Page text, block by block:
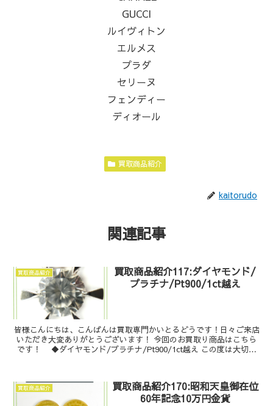
GUCCI
ルイヴィトン
エルメス
プラダ
セリーヌ
フェンディー
ディオール
買取商品紹介
kaitorudo
関連記事
買取商品紹介
買取商品紹介117:ダイヤモンド/
プラチナ/Pt900/1ct越え
皆様こんにちは、こんばんは買取専門かいとるどうです！日々ご来店
いただき大変ありがとうございます！ 今回のお買取り商品はこちら
です！ ◆ダイヤモンド/プラチナ/Pt900/1ct越え この度は大切な
買取商品紹介
買取商品紹介170:昭和天皇御在位
60年記念10万円金貨